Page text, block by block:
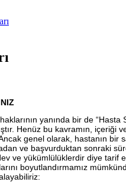
yanında bir de “Hasta
Henüz bu kavramın, içeriği
genel olarak, hastanın bir
ve başvurduktan sonraki
ve yükümlülüklerdir diye tarif
boyutlandırmamız